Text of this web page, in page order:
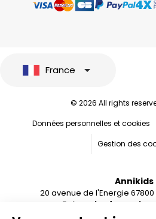
France
© 2026 All rights
Données personnelles et cookies
Gestion des
Annikids
20 avenue de l'Energie 67800
Entreprise française